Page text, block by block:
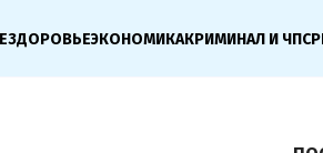
ЗДОРОВЬЕЭКОНОМИКАКРИМИНАЛ И ЧП